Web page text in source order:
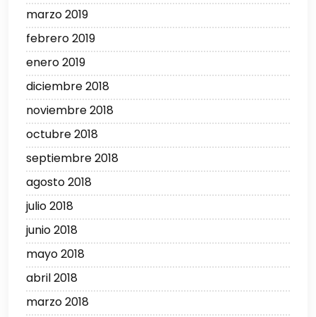
marzo 2019
febrero 2019
enero 2019
diciembre 2018
noviembre 2018
octubre 2018
septiembre 2018
agosto 2018
julio 2018
junio 2018
mayo 2018
abril 2018
marzo 2018